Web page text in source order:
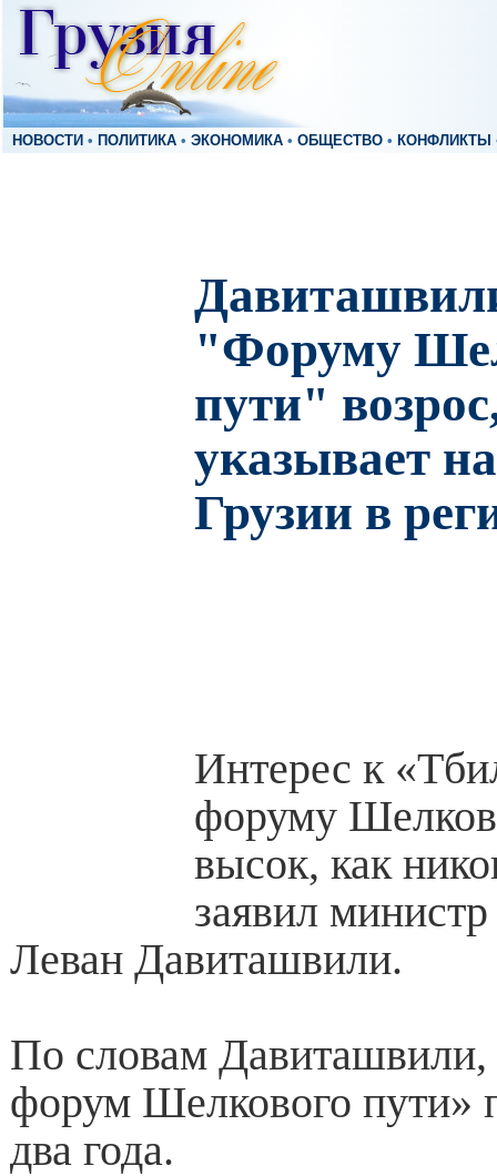
НОВОСТИ • ПОЛИТИКА • ЭКОНОМИКА • ОБЩЕСТВО • КОНФЛИКТЫ
"Форуму
пути"
указывает
Грузии в
Интерес к
форуму
высок, как
заявил
Леван Давиташвили.
По словам
форум Шелкового пути»
два года.